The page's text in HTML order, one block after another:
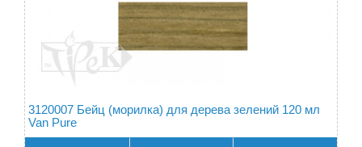
3120007 Бейц (морилка) для дерева зелений 120 мл
Van Pure